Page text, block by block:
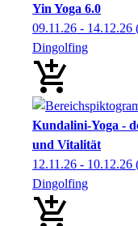
Yin Yoga 6.0
09.11.26 - 14.12.26
Dingolfing
Kundalini-Yoga -
und Vitalität
12.11.26 - 10.12.26
Dingolfing